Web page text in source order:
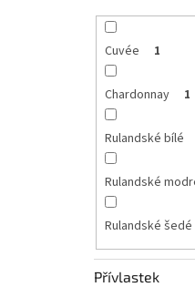
Cuvée 1
Chardonnay 1
Rulandské bílé
Rulandské
Rulandské šedé
Přívlastek